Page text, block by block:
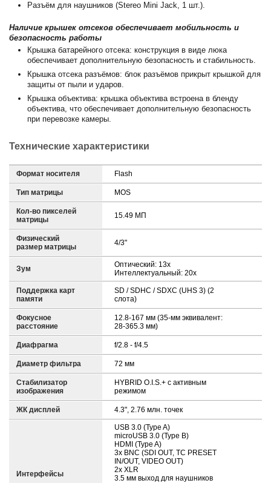
Разъём для наушников (Stereo Mini Jack, 1 шт.).
Наличие крышек отсеков обеспечивает мобильность и
безопасность работы
Крышка батарейного отсека: конструкция в виде люка
обеспечивает дополнительную безопасность и стабильность.
Крышка отсека разъёмов: блок разъёмов прикрыт крышкой для
защиты от пыли и ударов.
Крышка объектива: крышка объектива встроена в бленду
объектива, что обеспечивает дополнительную безопасность
при перевозке камеры.
Технические характеристики
Формат носителя Flash
Тип матрицы MOS
Кол-во пикселей
матрицы
15.49 МП
Физический
размер матрицы
4/3"
Зум
Оптический: 13x
Интеллектуальный: 20x
Поддержка карт
памяти
SD / SDHC / SDXC (UHS 3) (2
слота)
Фокусное
расстояние
12.8-167 мм (35-мм эквивалент:
28-365.3 мм)
Диафрагма f/2.8 - f/4.5
Диаметр фильтра 72 мм
Стабилизатор
изображения
HYBRID O.I.S.+ с активным
режимом
ЖК дисплей 4.3", 2.76 млн. точек
Интерфейсы
USB 3.0 (Type A)
microUSB 3.0 (Type B)
HDMI (Type A)
3x BNC (SDI OUT, TC PRESET
IN/OUT, VIDEO OUT)
2x XLR
3.5 мм выход для наушников